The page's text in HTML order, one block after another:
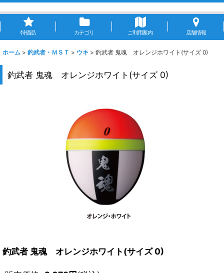
特価品 カテゴリ ご利用案内 店舗情報
ホーム > 釣武者・ＭＳＴ > ウキ > 釣武者 鬼魂 オレンジホワイト(サイズ 0)
釣武者 鬼魂 オレンジホワイト(サイズ 0)
釣武者 鬼魂 オレンジホワイト(サイズ 0)